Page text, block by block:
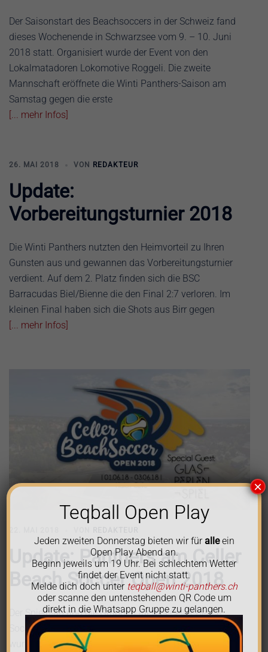
Der Saisonstart des Beachsoccers in der Schweiz fand
dieses Wochenende in Schwarzsee vom 9. – 10. Juni
2018 statt. Organisiert wurde der Event von den
Lokalmatadoren Lokomotive Roggeli. Die zweite
Mannschaft eröffnete die Winti Panthers-Saison am
Samstag gegen die erste
[... mehr Infos]
26. MAI 2018 VON REDAKTEUR
Update:
Vorbereitungsturnier 2018
Die Winti Panthers nutzten den Heimvorteil zu Ihren
Gunsten aus und gewannen das Vorbereitungsturnier
verdient. Auf dem 2. Platz finden sich die BSC
Barracudas Biel/Bienne die den Final 2:7 verloren. Im
kleinen Final haben sich die Shots aus Birr gegen
[... mehr Infos]
Update: Panthers am Celler
Beach Soccer Open 2018
Der Spielplan und die Gruppen für das Celler Beach
Soccer Open wurde bekannt gegeben. Die Winterthurer
wurden zum Celler Beach Soccer Open 2018 eingeladen.
Teqball Open Play
Jeden zweiten Donnerstag bieten wir für alleein
Open Play Abend an.
Beginn jeweils um 19 Uhr. Bei schlechtem Wetter
findet der Event nicht statt.
Melde dich doch unter teqball@winti-panthers.ch
oder scanne den untenstehenden QR Code um
direkt in die Whatsapp Gruppe zu gelangen.
×